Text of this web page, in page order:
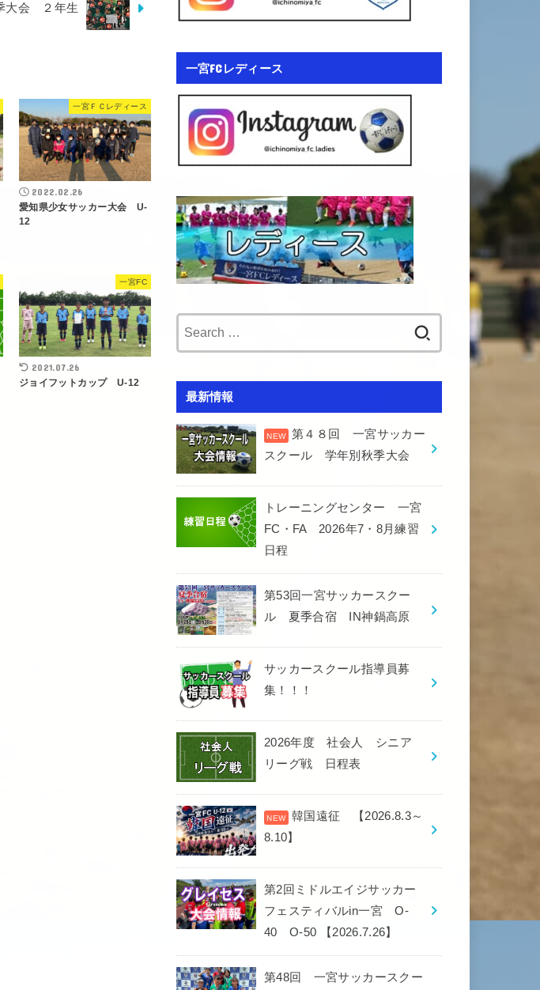
大会 ２年生
一宮ＦＣレディース
2022.02.26
愛知県少女サッカー大会 U-
12
一宮FC
2021.07.26
ジョイフットカップ U-12
一宮FCレディース
最新情報
第４８回 一宮サッカー
スクール 学年別秋季大会
トレーニングセンター 一宮
FC・FA 2026年7・8月練習
日程
第53回一宮サッカースクー
ル 夏季合宿 IN神鍋高原
サッカースクール指導員募
集！！！
2026年度 社会人 シニア
リーグ戦 日程表
韓国遠征 【2026.8.3～
8.10】
第2回ミドルエイジサッカー
フェスティバルin一宮 O-
40 O-50 【2026.7.26】
第48回 一宮サッカースクー